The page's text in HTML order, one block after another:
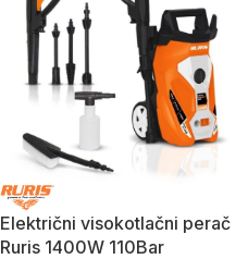
Električni visokotlačni perač
Ruris 1400W 110Bar